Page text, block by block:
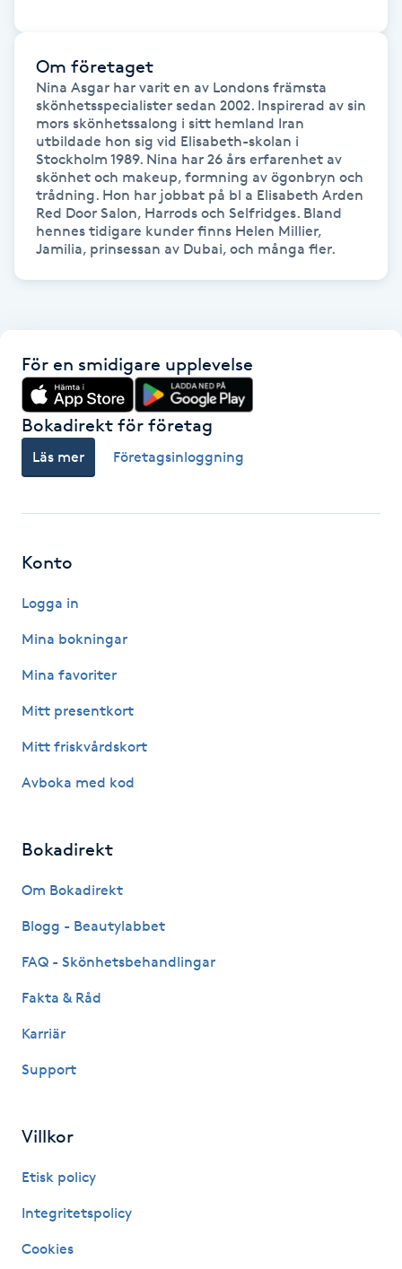
Hypnos
Hårborttagning
Hårbottenbehandling
Hårförlängning
Hårvård
Hälsa
Idrottsmassage
Katun fransar
Kemisk peeling
Keratinbehandling
Kinesiologi
Kiropraktik
Klangmassage
Klippning & Slingor
Koppningsmassage
Om företaget
Nina Asgar har varit en av Londons främsta
skönhetsspecialister sedan 2002. Inspirerad av sin
mors skönhetssalong i sitt hemland Iran
utbildade hon sig vid Elisabeth-skolan i
Stockholm 1989. Nina har 26 års erfarenhet av
skönhet och makeup, formning av ögonbryn och
trådning. Hon har jobbat på bl a Elisabeth Arden
Red Door Salon, Harrods och Selfridges. Bland
hennes tidigare kunder finns Helen Millier,
Jamilia, prinsessan av Dubai, och många fler.
För en smidigare upplevelse
Bokadirekt för företag
Läs mer Företagsinloggning
Konto
Logga in
Mina bokningar
Mina favoriter
Mitt presentkort
Mitt friskvårdskort
Avboka med kod
Bokadirekt
Om Bokadirekt
Blogg - Beautylabbet
FAQ - Skönhetsbehandlingar
Fakta & Råd
Karriär
Support
Villkor
Etisk policy
Integritetspolicy
Cookies